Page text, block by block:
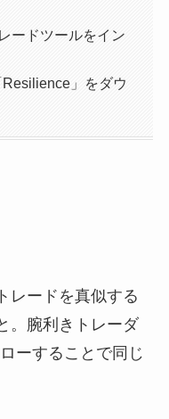
ードツールをイン
」をダウ
レードを真似する
。腕利きトレーダ
ーすることで同じ